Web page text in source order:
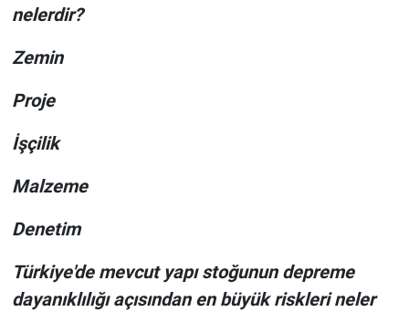
nelerdir?
Zemin
Proje
İşçilik
Malzeme
Denetim
Türkiye'de mevcut yapı stoğunun depreme
dayanıklılığı açısından en büyük riskleri neler